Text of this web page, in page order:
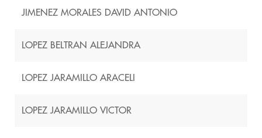
JIMENEZ MORALES DAVID ANTONIO
LOPEZ BELTRAN ALEJANDRA
LOPEZ JARAMILLO ARACELI
LOPEZ JARAMILLO VICTOR